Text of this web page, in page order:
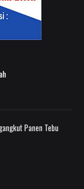
Panen Tebu